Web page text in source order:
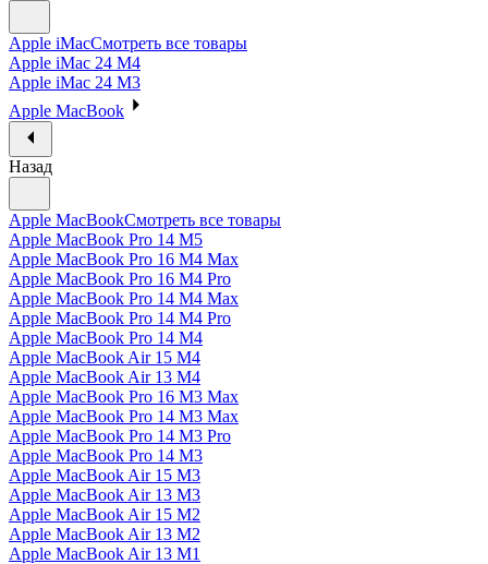
Apple iMacСмотреть все товары
Apple iMac 24 M4
Apple iMac 24 M3
Apple MacBook
Назад
Apple MacBookСмотреть все товары
Apple MacBook Pro 14 M5
Apple MacBook Pro 16 M4 Max
Apple MacBook Pro 16 M4 Pro
Apple MacBook Pro 14 M4 Max
Apple MacBook Pro 14 M4 Pro
Apple MacBook Pro 14 M4
Apple MacBook Air 15 M4
Apple MacBook Air 13 M4
Apple MacBook Pro 16 M3 Max
Apple MacBook Pro 14 M3 Max
Apple MacBook Pro 14 M3 Pro
Apple MacBook Pro 14 M3
Apple MacBook Air 15 M3
Apple MacBook Air 13 M3
Apple MacBook Air 15 M2
Apple MacBook Air 13 M2
Apple MacBook Air 13 M1